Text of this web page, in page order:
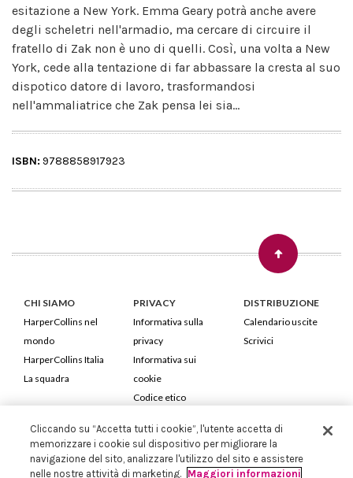
esitazione a New York. Emma Geary potrà anche avere
degli scheletri nell'armadio, ma cercare di circuire il
fratello di Zak non è uno di quelli. Così, una volta a New
York, cede alla tentazione di far abbassare la cresta al suo
dispotico datore di lavoro, trasformandosi
nell'ammaliatrice che Zak pensa lei sia...
ISBN: 9788858917923
CHI SIAMO
HarperCollins nel
mondo
HarperCollins Italia
La squadra
PRIVACY
Informativa sulla
privacy
Informativa sui
cookie
Codice etico
DISTRIBUZIONE
Calendario uscite
Scrivici
HarperCollins Italia S.p.A. Viale Monte Nero, 84 - 20135 Milano
Cod. Fiscale e P.IVA 05946780151 - Capitale Sociale 258.250 €
Iscritta in Milano al Registro delle imprese nr.198004 e REA nr.1051898
Cliccando su “Accetta tutti i cookie”, l'utente accetta di
memorizzare i cookie sul dispositivo per migliorare la
navigazione del sito, analizzare l'utilizzo del sito e assistere
nelle nostre attività di marketing. Maggiori informazioni